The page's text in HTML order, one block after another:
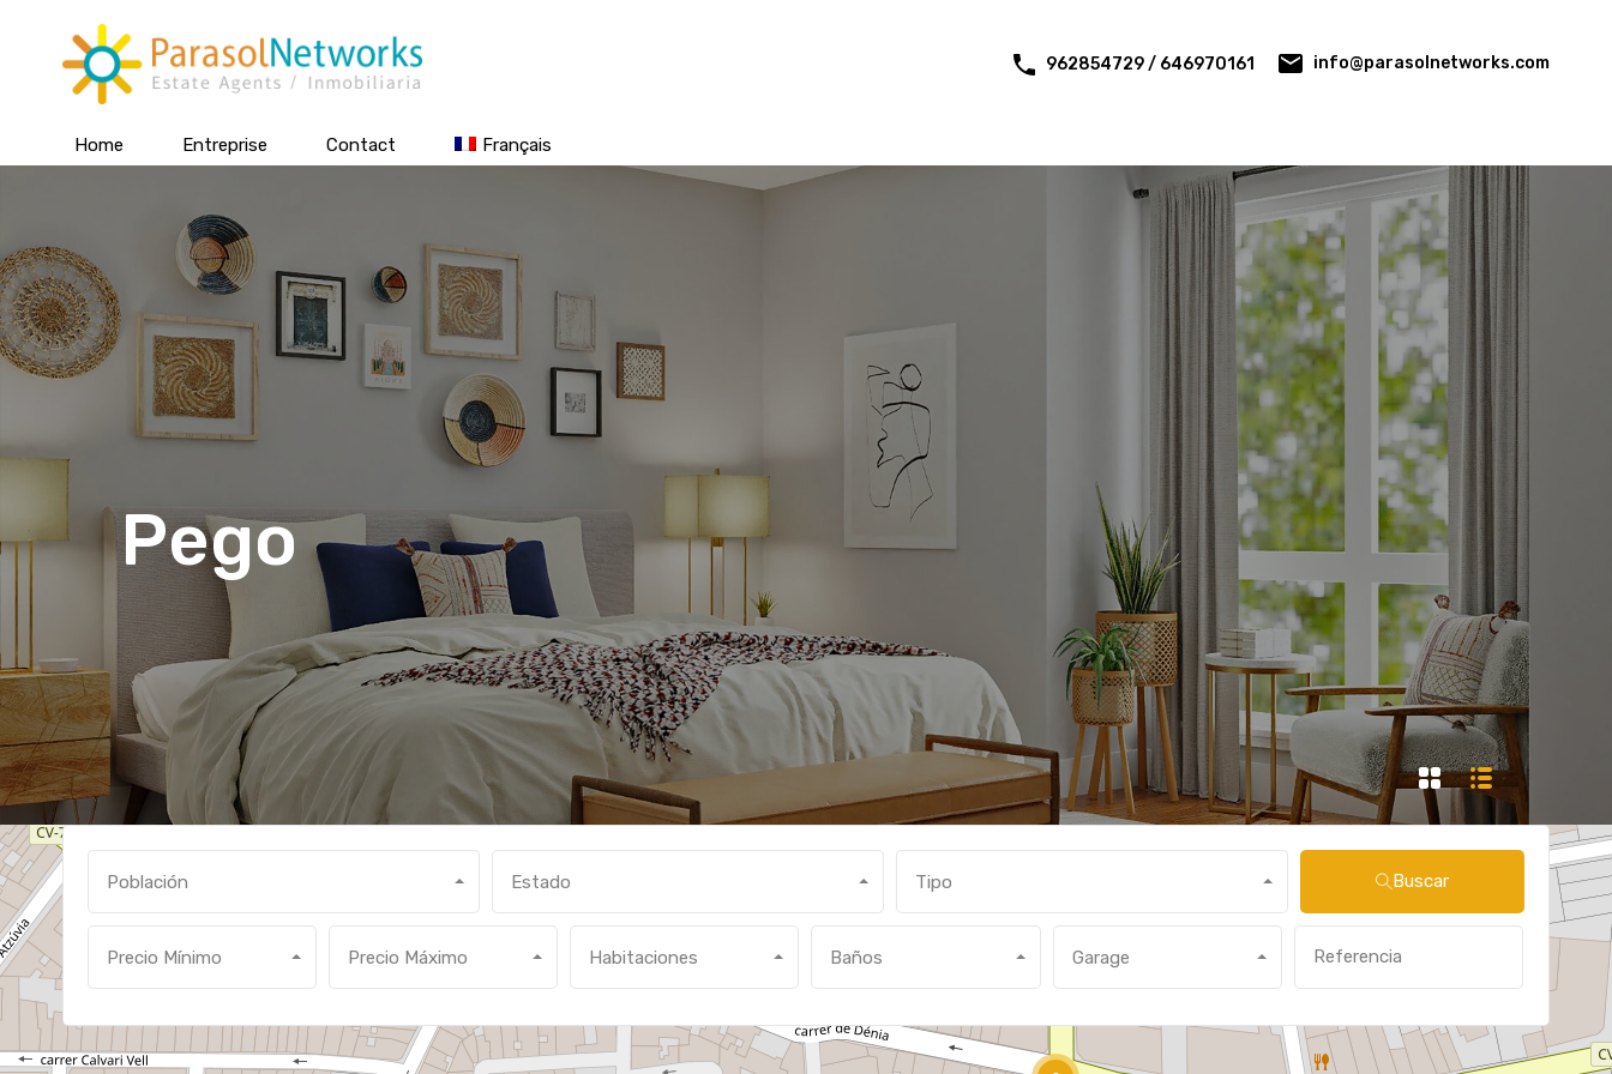
962854729 / 646970161 info@parasolnetworks.com
Home Entreprise Contact Français
Pego
Población Estado Tipo Buscar
Precio Mínimo Precio Máximo Habitaciones Baños Garage